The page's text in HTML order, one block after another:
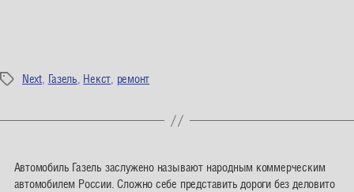
МеткиNext Газель Некст ремонт
Автомобиль Газель заслужено называют народным коммерческим
автомобилем России. Сложно себе представить дороги без деловито